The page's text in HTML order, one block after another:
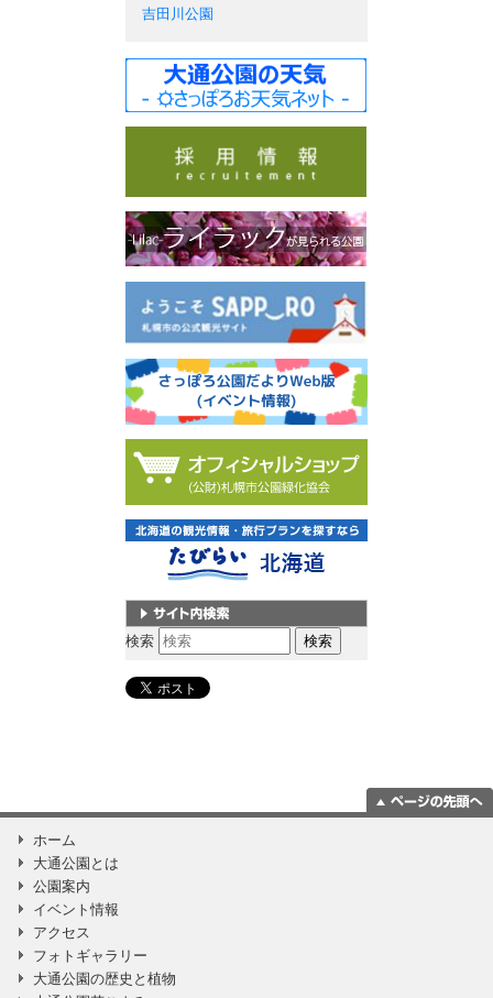
吉田川公園
サイト内検索
検索
ホーム
大通公園とは
公園案内
イベント情報
アクセス
フォトギャラリー
大通公園の歴史と植物